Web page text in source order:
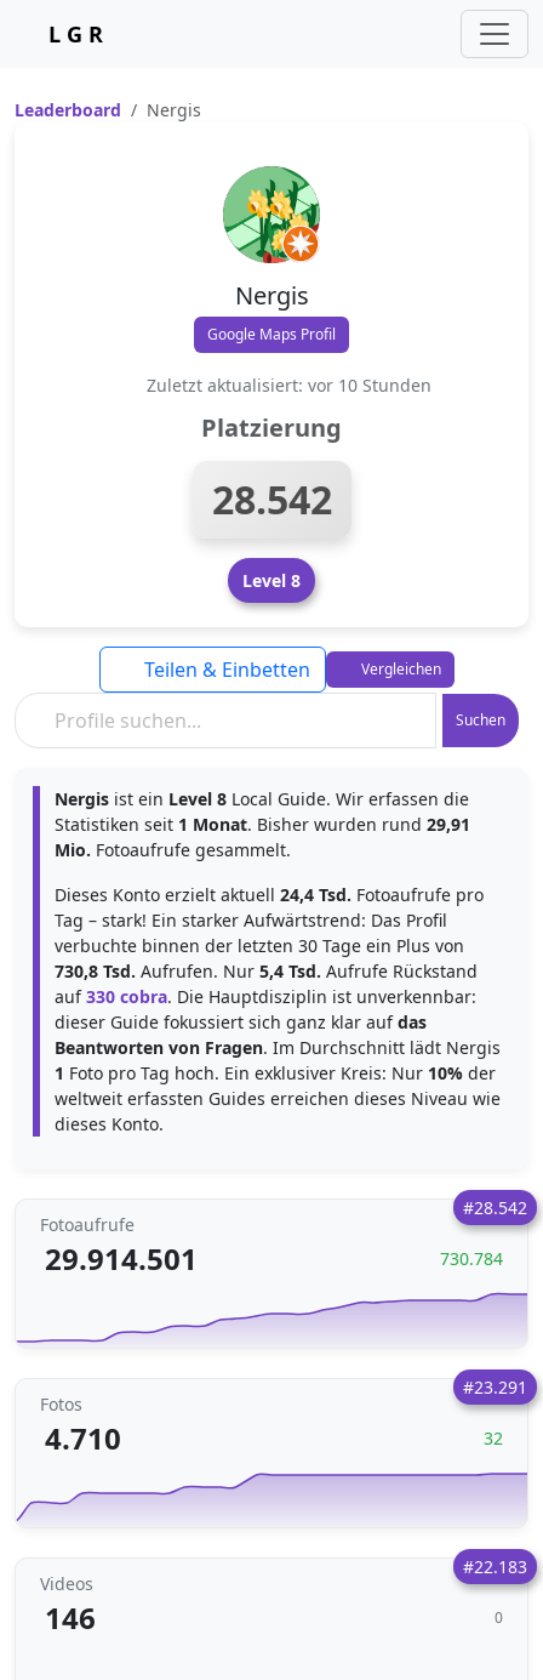
L G R
Leaderboard Nergis
Nergis
Google Maps Profil
Zuletzt aktualisiert: vor 10 Stunden
Platzierung
28.542
Level 8
Suchen
Teilen & Einbetten Vergleichen
Nergis ist ein Level 8 Local Guide. Wir erfassen die
Statistiken seit 1 Monat. Bisher wurden rund 29,91
Mio. Fotoaufrufe gesammelt.
Dieses Konto erzielt aktuell 24,4 Tsd. Fotoaufrufe pro
Tag – stark! Ein starker Aufwärtstrend: Das Profil
verbuchte binnen der letzten 30 Tage ein Plus von
730,8 Tsd. Aufrufen. Nur 5,4 Tsd. Aufrufe Rückstand
auf330 cobra. Die Hauptdisziplin ist unverkennbar:
dieser Guide fokussiert sich ganz klar aufdas
Beantworten von Fragen. Im Durchschnitt lädt Nergis
1 Foto pro Tag hoch. Ein exklusiver Kreis: Nur 10% der
weltweit erfassten Guides erreichen dieses Niveau wie
dieses Konto.
#28.542
Fotoaufrufe
29.914.501 730.784
#23.291
Fotos
4.710 32
#22.183
Videos
146 0